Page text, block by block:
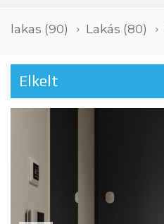
lakas (90) Lakás (80)
Elkelt